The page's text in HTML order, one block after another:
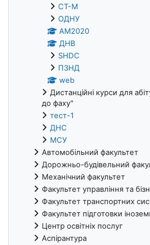
СТ-М
ОДНУ
AM2020
ДНВ
SHDC
ПЗНД
web
Дистанційні курси для
до фаху"
тест-1
ДНС
МСУ
Автомобільний факультет
Дорожньо-будівельний
Механічний факультет
Факультет управління та
Факультет транспортних
Факультет підготовки
Центр освітніх послуг
Аспірантура